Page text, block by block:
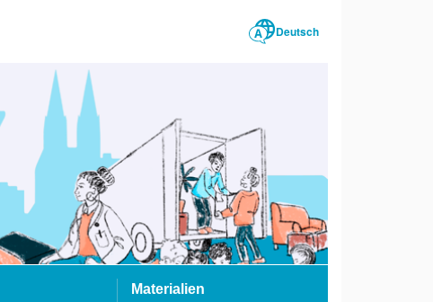
Deutsch
Materialien